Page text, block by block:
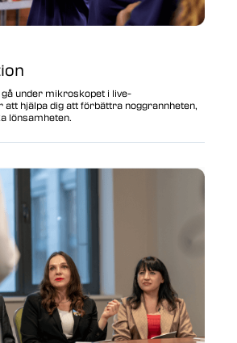
under mikroskopet i live-
hjälpa dig att förbättra noggrannheten,
lönsamheten.